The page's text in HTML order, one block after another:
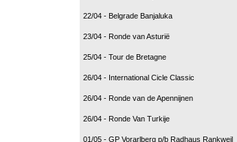
22/04 - Belgrade Banjaluka
23/04 - Ronde van Asturië
25/04 - Tour de Bretagne
26/04 - International Cicle Classic
26/04 - Ronde van de Apennijnen
26/04 - Ronde Van Turkije
01/05 - GP Vorarlberg p/b Radhaus Rankweil